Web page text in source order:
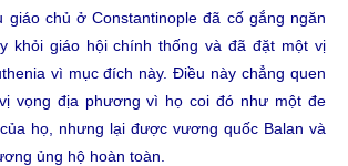
giáo chủ ở Constantinople đã cố gắng ngăn
khỏi giáo hội chính thống và đã đặt một vị
vì mục đích này. Điều này chẳng quen
vọng địa phương vì họ coi đó như một đe
họ, nhưng lại được vương quốc Balan và
ủng hộ hoàn toàn.